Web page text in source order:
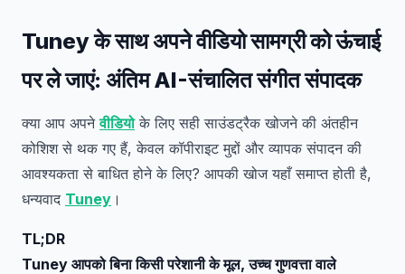
Tuney के साथ अपने वीडियो सामग्री को ऊंचाई
पर ले जाएं: अंतिम AI-संचालित संगीत संपादक
क्या आप अपनेवीडियोके लिए सही साउंडट्रैक खोजने की अंतहीन
कोशिश से थक गए हैं, केवल कॉपीराइट मुद्दों और व्यापक संपादन की
आवश्यकता से बाधित होने के लिए? आपकी खोज यहाँ समाप्त होती है,
धन्यवाद Tuney ।
TL;DR
Tuney आपको बिना किसी परेशानी के मूल, उच्च गुणवत्ता वाले